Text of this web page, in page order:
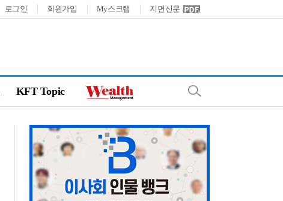
로그인 회원가입 My스크랩 지면신문
KFT Topic